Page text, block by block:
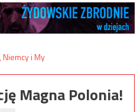
Magna Polonia!